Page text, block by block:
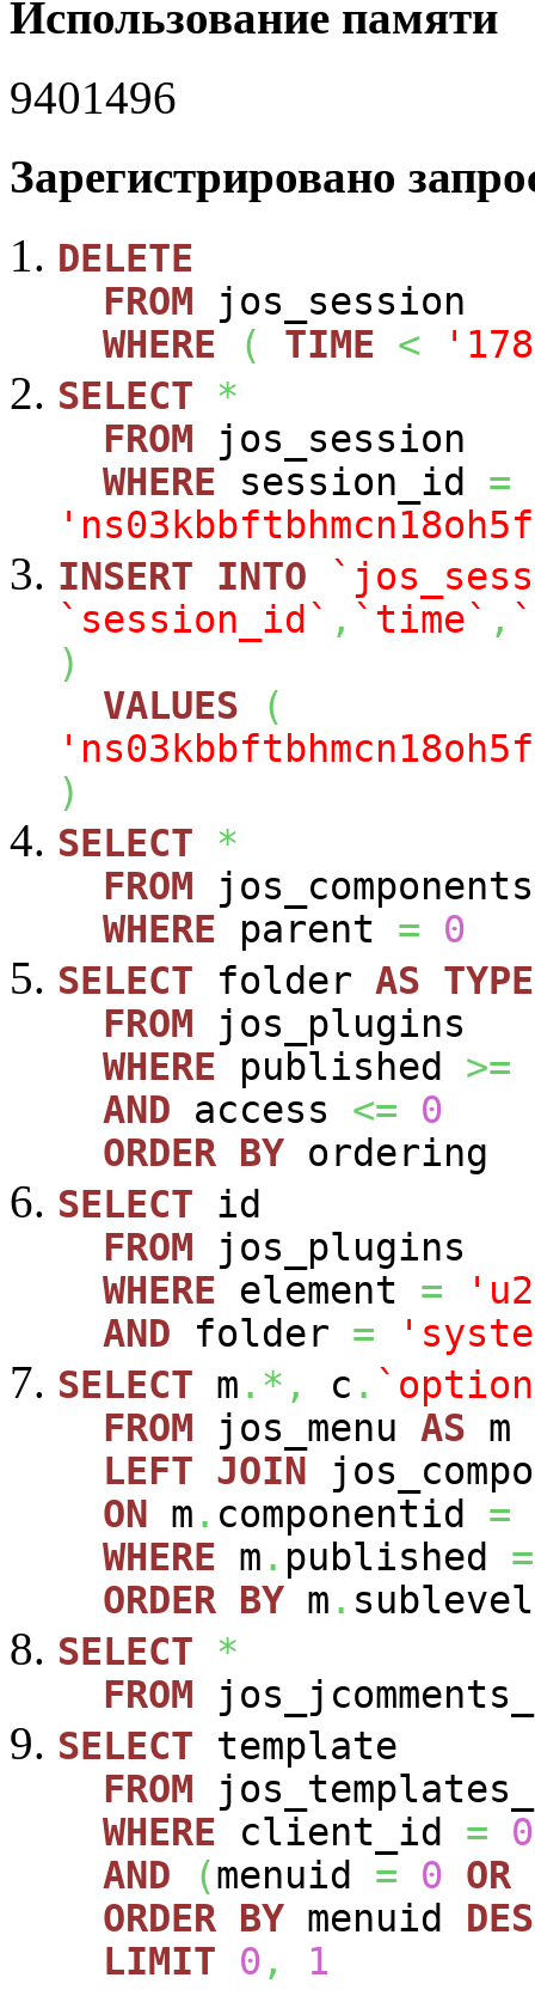
Использование памяти
9401496
Зарегистрировано
DELETE
FROM jos_session
WHERE
( TIME <
SELECT
*
FROM jos_session
WHERE session_id =
INSERT
INTO
`session_id` , `time` ,
)
VALUES
(
)
SELECT
*
FROM jos_components
WHERE parent =
0
SELECT folder AS TYPE
FROM jos_plugins
WHERE published >=
AND access <=
0
ORDER BY ordering
SELECT id
FROM jos_plugins
WHERE element =
AND folder =
SELECT m .*, c .
FROM jos_menu AS m
LEFT JOIN
ON m . componentid =
WHERE m . published =
ORDER BY m . sublevel
SELECT
*
FROM
SELECT template
FROM
WHERE client_id =
0
AND
(menuid = 0 OR
ORDER BY menuid
LIMIT
0 ,
1